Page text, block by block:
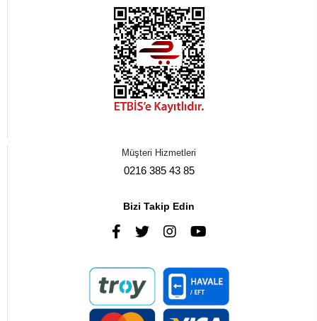
Müşteri Hizmetleri
0216 385 43 85
Bizi Takip Edin